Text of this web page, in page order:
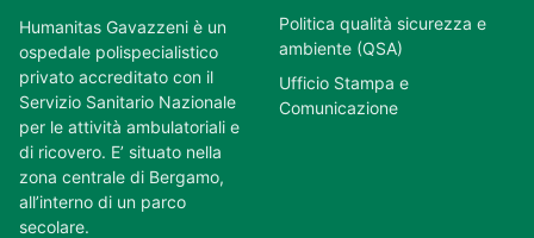
Humanitas Gavazzeni è un
ospedale polispecialistico
privato accreditato con il
Servizio Sanitario Nazionale
per le attività ambulatoriali e
di ricovero. E’ situato nella
zona centrale di Bergamo,
all’interno di un parco
secolare.
Politica qualità sicurezza e
ambiente (QSA)
Ufficio Stampa e
Comunicazione